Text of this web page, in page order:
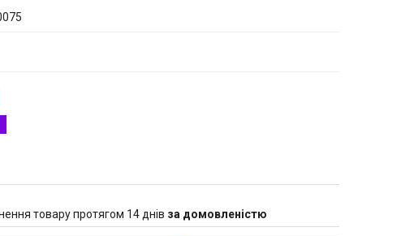
товару протягом 14 днів за домовленістю